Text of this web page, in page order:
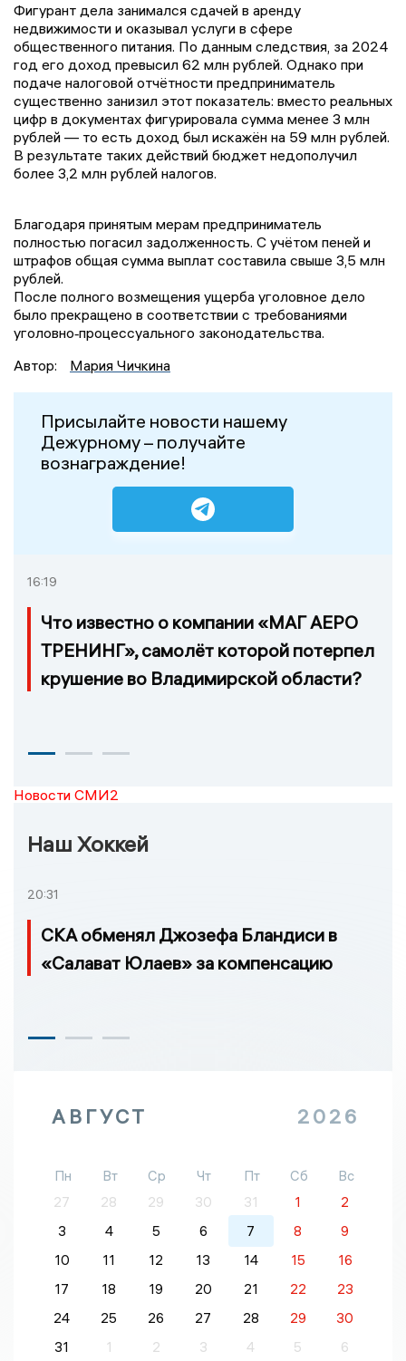
Фигурант дела занимался сдачей в аренду
недвижимости и оказывал услуги в сфере
общественного питания. По данным следствия, за 2024
год его доход превысил 62 млн рублей. Однако при
подаче налоговой отчётности предприниматель
существенно занизил этот показатель: вместо реальных
цифр в документах фигурировала сумма менее 3 млн
рублей — то есть доход был искажён на 59 млн рублей.
В результате таких действий бюджет недополучил
более 3,2 млн рублей налогов.
Благодаря принятым мерам предприниматель
полностью погасил задолженность. С учётом пеней и
штрафов общая сумма выплат составила свыше 3,5 млн
рублей.
После полного возмещения ущерба уголовное дело
было прекращено в соответствии с требованиями
уголовно‑процессуального законодательства.
Автор:
Мария Чичкина
Присылайте новости нашему
Дежурному – получайте
вознаграждение!
16:19
Что известно о компании «МАГ АЕРО
ТРЕНИНГ», самолёт которой потерпел
крушение во Владимирской области?
Новости СМИ2
Наш Хоккей
20:31
СКА обменял Джозефа Бландиси в
«Салават Юлаев» за компенсацию
АВГУСТ 2026
Пн Вт Ср Чт Пт Сб
Вс
27
28 29 30 31 1
2
3
4 5 6 7 8
9
10
11 12 13 14 15
16
17
18 19 20 21 22
23
24
25 26 27 28 29
30
31
1 2 3 4 5 6